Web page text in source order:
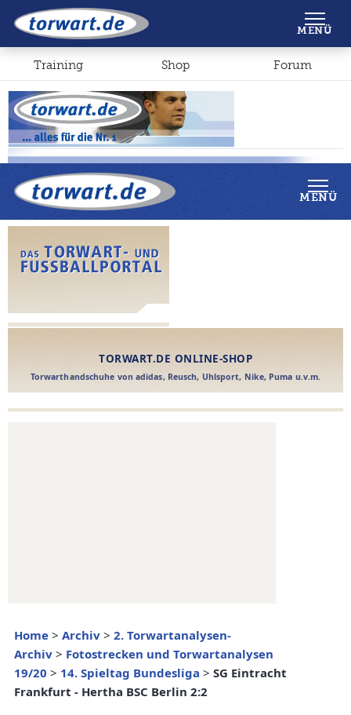
Shop Forum
MENÜ
Home > Archiv > 2. Torwartanalysen-
Archiv > Fotostrecken und Torwartanalysen
19/20 > 14. Spieltag Bundesliga > SG Eintracht
Frankfurt - Hertha BSC Berlin 2:2